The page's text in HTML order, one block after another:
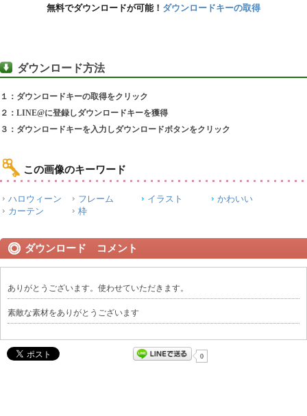
無料でダウンロードが可能！ ダウンロードキーの取得
ダウンロード方法
１：ダウンロードキーの取得をクリック
２：LINE@に登録しダウンロードキーを獲得
３：ダウンロードキーを入力しダウンロードボタンをクリック
この画像のキーワード
ハロウィーン フレーム イラスト
かわいい
カーテン
枠
ダウンロード コメント
ありがとうございます。使わせていただきます。
素敵な素材をありがとうございます
0